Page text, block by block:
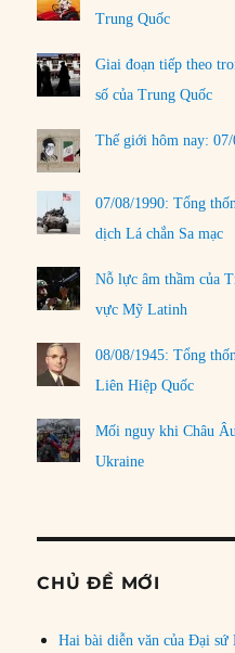
Trung Quốc
Giai đoạn tiếp theo
số của Trung Quốc
Thế giới hôm nay:
07/08/1990: Tổng
dịch Lá chắn Sa mạc
Nỗ lực âm thầm của
vực Mỹ Latinh
08/08/1945: Tổng
Liên Hiệp Quốc
Mối nguy khi Châu
Ukraine
CHỦ ĐỀ MỚI
Hai bài diễn văn của Đại